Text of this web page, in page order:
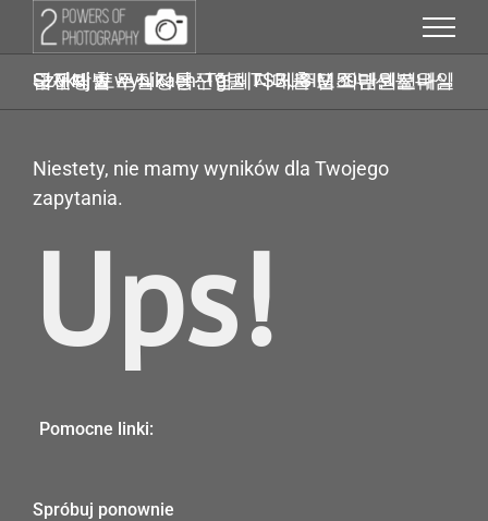
Przejdź
Szukaj w wynikach: Tg탤 TSBUSIM 최대회선내구제방법 무직자통신연체자대출 탬스뷰선불유심내구제 토스실장님구합니다 제주도50만원모바일급전대출
Niestety, nie mamy wyników dla Twojego
zapytania.
Ups!
Pomocne linki:
Spróbuj ponownie